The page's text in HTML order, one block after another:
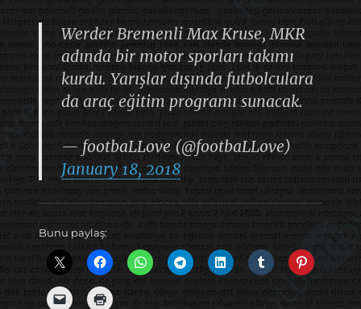
Werder Bremenli Max Kruse, MKR
adında bir motor sporları takımı
kurdu. Yarışlar dışında futbolculara
da araç eğitim programı sunacak.
— footbaLLove (@footbaLLove)
January 18, 2018
Bunu paylaş: